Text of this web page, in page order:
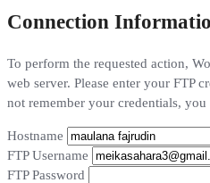
Connection
To perform the requested action,
web server. Please enter your FTP
not remember your credentials,
Hostname
FTP Username
FTP Password